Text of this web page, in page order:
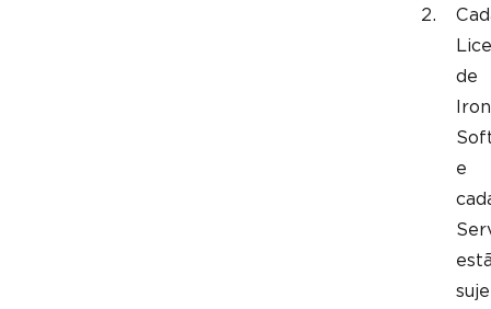
de
Iron
e